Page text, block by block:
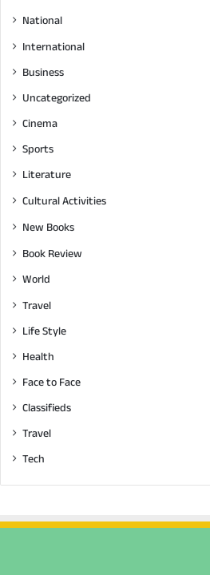
National
International
Business
Uncategorized
Cinema
Sports
Literature
Cultural Activities
New Books
Book Review
World
Travel
Life Style
Health
Face to Face
Classifieds
Travel
Tech